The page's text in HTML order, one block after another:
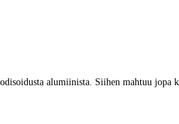
alumiinista. Siihen mahtuu jopa